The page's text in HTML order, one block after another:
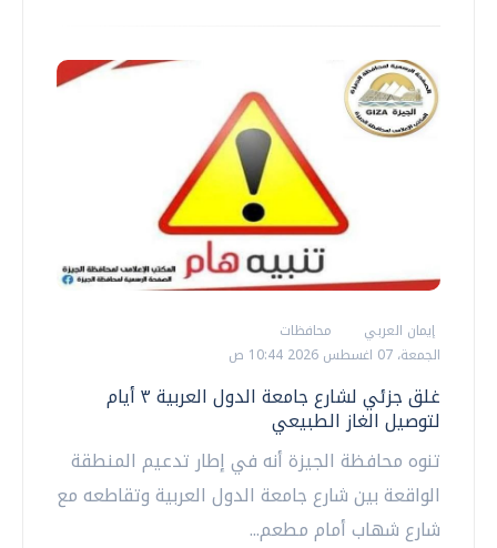
إيمان العربي
محافظات
الجمعة، 07 اغسطس 2026 10:44 ص
غلق جزئي لشارع جامعة الدول العربية ٣ أيام
لتوصيل الغاز الطبيعي
تنوه محافظة الجيزة أنه في إطار تدعيم المنطقة
الواقعة بين شارع جامعة الدول العربية وتقاطعه مع
شارع شهاب أمام مطعم...